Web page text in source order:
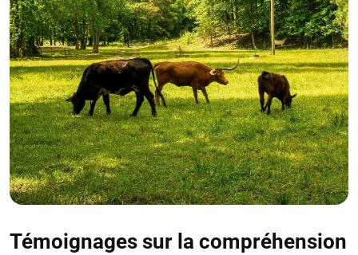
Témoignages sur la compréhension